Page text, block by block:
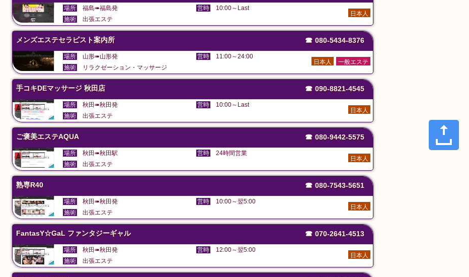
場所 福島➠福島発 営時 10:00～Last
日本人
施術 出張エステ
メンズエステセラピスト案内所 ☎ 080-5434-8376
場所 山形➠山形発 営時 11:00～24:00
一般エステ
日本人
施術 リラクゼーション・マッサージ
手コキDEマッサージ 秋田店 ☎ 090-8821-4545
場所 秋田➠秋田発 営時 10:00～Last
日本人
施術 出張エステ
ご褒美エステAQUA ☎ 080-9442-5575
場所 秋田➠秋田駅 営時 24時間営業
日本人
施術 出張エステ
熟専R40 ☎ 080-7543-5651
場所 秋田➠秋田発 営時 10:00～翌5:00
日本人
施術 出張エステ
FantasY☆GaL ファンタジーギャル ☎ 070-2641-4513
場所 秋田➠秋田発 営時 12:00～翌5:00
日本人
施術 出張エステ